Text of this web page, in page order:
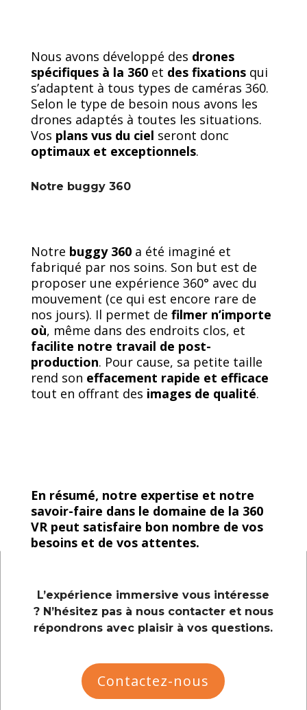
Nous avons développé des drones
spécifiques à la 360et des fixationsqui
s’adaptent à tous types de caméras 360.
Selon le type de besoin nous avons les
drones adaptés à toutes les situations.
Vos plans vus du ciel seront donc
optimaux et exceptionnels.
Notre buggy 360
Notre buggy 360a été imaginé et
fabriqué par nos soins. Son but est de
proposer une expérience 360° avec du
mouvement (ce qui est encore rare de
nos jours). Il permet de filmer n’importe
où, même dans des endroits clos, et
facilite notre travail de post-
production. Pour cause, sa petite taille
rend son effacement rapide et efficace
tout en offrant des images de qualité.
En résumé, notre expertise et notre
savoir-faire dans le domaine de la 360
VR peut satisfaire bon nombre de vos
besoins et de vos attentes.
L’expérience immersive vous intéresse
? N’hésitez pas à nous contacter et nous
répondrons avec plaisir à vos questions.
Contactez-nous